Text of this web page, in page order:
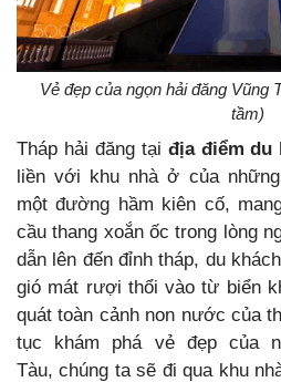
Vẻ đẹp của ngọn hải đăng Vũng
tầm)
Tháp hải đăng tại địa điểm du
liền với khu nhà ở của
một đường hầm kiên cố,
cầu thang xoắn ốc trong lòng
dẫn lên đến đỉnh tháp, du
gió mát rượi thổi vào từ biển
quát toàn cảnh non nước của
tục khám phá vẻ đẹp của
Tàu, chúng ta sẽ đi qua khu